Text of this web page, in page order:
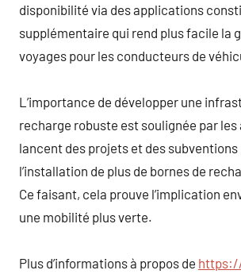
disponibilité via des applications
supplémentaire qui rend plus facile la
voyages pour les conducteurs de
L’importance de développer une
recharge robuste est soulignée par
lancent des projets et des
l’installation de plus de bornes de
Ce faisant, cela prouve l’implication
une mobilité plus verte.
Plus d’informations à propos de